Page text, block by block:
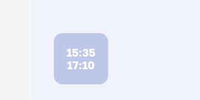
15:35
17:10